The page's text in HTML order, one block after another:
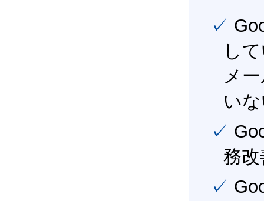
✓ Google Workspace（旧G Suite） を社内で導入
し
メ
い
✓ Google Workspace（旧G Suite） を活用し、業
務
✓ Google Workspace（旧G Suite） を最大限に活